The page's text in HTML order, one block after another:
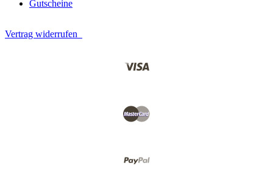
Gutscheine
Vertrag widerrufen